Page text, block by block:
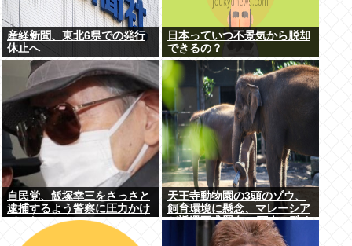
産経新聞、東北6県での発行
休止へ
日本っていつ不景気から脱却
できるの？
自民党、飯塚幸三をさっさと
逮捕するよう警察に圧力かけ
ていたwww
天王寺動物園の3頭のゾウ、
飼育環境に懸念、マレーシア
が返還要求署名17万人。酷す
ぎる日本の動物園